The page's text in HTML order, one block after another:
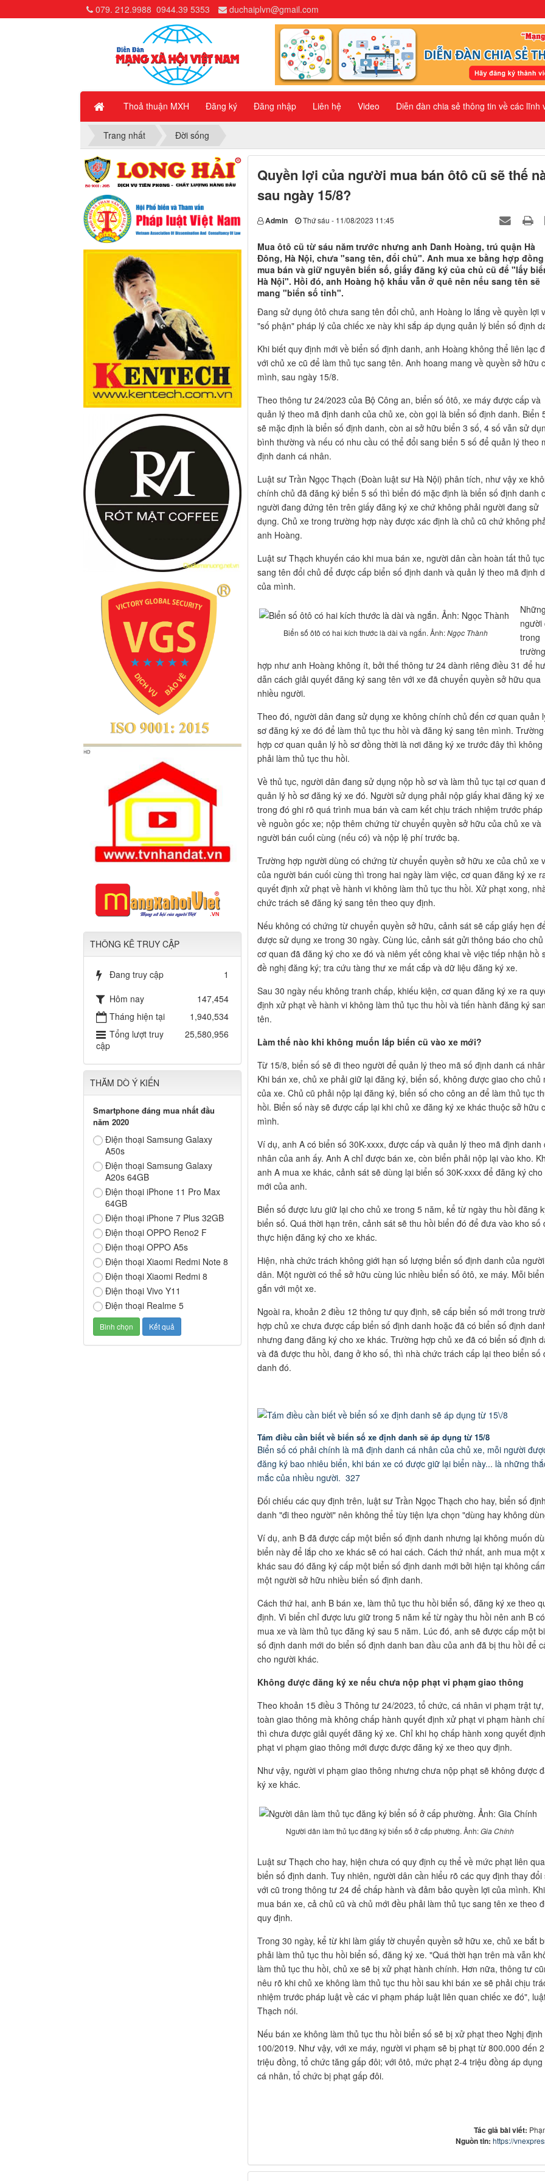
Thoả thuận MXH Đăng ký Đăng nhập Liên hệ Video Diễn đàn chia sẻ thông tin về các
079. 212.9988 0944.39 5353 duchaiplvn@gmail.com
Trang nhất Đời sống
Quyền lợi của người mua bán ôtô cũ sẽ thế
sau ngày 15/8?
Admin Thứ sáu - 11/08/2023 11:45
Mua ôtô cũ từ sáu năm trước nhưng anh Danh Hoàng, trú quận Hà
Đông, Hà Nội, chưa "sang tên, đổi chủ". Anh mua xe bằng hợp đồng
mua bán và giữ nguyên biển số, giấy đăng ký của chủ cũ để "lấy
Hà Nội". Hồi đó, anh Hoàng hộ khẩu vẫn ở quê nên nếu sang tên sẽ
mang "biển số tỉnh".
Đang sử dụng ôtô chưa sang tên đổi chủ, anh Hoàng lo lắng về quyền lợi
"số phận" pháp lý của chiếc xe này khi sắp áp dụng quản lý biển số định
Khi biết quy định mới về biển số định danh, anh Hoàng không thể liên lạc
với chủ xe cũ để làm thủ tục sang tên. Anh hoang mang về quyền sở hữu
mình, sau ngày 15/8.
Theo thông tư 24/2023 của Bộ Công an, biển số ôtô, xe máy được cấp và
quản lý theo mã định danh của chủ xe, còn gọi là biển số định danh. Biển
sẽ mặc định là biển số định danh, còn ai sở hữu biển 3 số, 4 số vẫn sử
bình thường và nếu có nhu cầu có thể đổi sang biển 5 số để quản lý theo
định danh cá nhân.
Luật sư Trần Ngọc Thạch (Đoàn luật sư Hà Nội) phân tích, như vậy xe
chính chủ đã đăng ký biển 5 số thì biển đó mặc định là biển số định danh
người đang đứng tên trên giấy đăng ký xe chứ không phải người đang sử
dụng. Chủ xe trong trường hợp này được xác định là chủ cũ chứ không
anh Hoàng.
Luật sư Thạch khuyến cáo khi mua bán xe, người dân cần hoàn tất thủ tục
sang tên đổi chủ để được cấp biển số định danh và quản lý theo mã định
của mình.
Biển số ôtô có hai kích thước là dài và ngắn. Ảnh:Ngọc Thành
Những
người
trong
trường
hợp như anh Hoàng không ít, bởi thế thông tư 24 dành riêng điều 31 để
dẫn cách giải quyết đăng ký sang tên với xe đã chuyển quyền sở hữu qua
nhiều người.
Theo đó, người dân đang sử dụng xe không chính chủ đến cơ quan quản
sơ đăng ký xe đó để làm thủ tục thu hồi và đăng ký sang tên mình. Trường
hợp cơ quan quản lý hồ sơ đồng thời là nơi đăng ký xe trước đây thì không
phải làm thủ tục thu hồi.
Về thủ tục, người dân đang sử dụng nộp hồ sơ và làm thủ tục tại cơ quan
quản lý hồ sơ đăng ký xe đó. Người sử dụng phải nộp giấy khai đăng ký
trong đó ghi rõ quá trình mua bán và cam kết chịu trách nhiệm trước pháp
về nguồn gốc xe; nộp thêm chứng từ chuyển quyền sở hữu của chủ xe và
người bán cuối cùng (nếu có) và nộp lệ phí trước bạ.
Trường hợp người dùng có chứng từ chuyển quyền sở hữu xe của chủ xe
của người bán cuối cùng thì trong hai ngày làm việc, cơ quan đăng ký xe
quyết định xử phạt về hành vi không làm thủ tục thu hồi. Xử phạt xong,
chức trách sẽ đăng ký sang tên theo quy định.
Nếu không có chứng từ chuyển quyền sở hữu, cảnh sát sẽ cấp giấy hẹn
được sử dụng xe trong 30 ngày. Cùng lúc, cảnh sát gửi thông báo cho chủ
cơ quan đã đăng ký cho xe đó và niêm yết công khai về việc tiếp nhận hồ
đề nghị đăng ký; tra cứu tàng thư xe mất cắp và dữ liệu đăng ký xe.
Sau 30 ngày nếu không tranh chấp, khiếu kiện, cơ quan đăng ký xe ra
định xử phạt về hành vi không làm thủ tục thu hồi và tiến hành đăng ký
tên.
Làm thế nào khi không muốn lắp biển cũ vào xe mới?
Từ 15/8, biển số sẽ đi theo người để quản lý theo mã số định danh cá
Khi bán xe, chủ xe phải giữ lại đăng ký, biển số, không được giao cho chủ
của xe. Chủ cũ phải nộp lại đăng ký, biển số cho công an để làm thủ tục
hồi. Biển số này sẽ được cấp lại khi chủ xe đăng ký xe khác thuộc sở hữu
mình.
Ví dụ, anh A có biển số 30K-xxxx, được cấp và quản lý theo mã định danh
nhân của anh ấy. Anh A chỉ được bán xe, còn biển phải nộp lại vào kho.
anh A mua xe khác, cảnh sát sẽ dùng lại biển số 30K-xxxx để đăng ký cho
mới của anh.
Biển số được lưu giữ lại cho chủ xe trong 5 năm, kể từ ngày thu hồi đăng
biển số. Quá thời hạn trên, cảnh sát sẽ thu hồi biển đó để đưa vào kho số
thực hiện đăng ký cho xe khác.
Hiện, nhà chức trách không giới hạn số lượng biển số định danh của người
dân. Một người có thể sở hữu cùng lúc nhiều biển số ôtô, xe máy. Mỗi
gắn với một xe.
Ngoài ra, khoản 2 điều 12 thông tư quy định, sẽ cấp biển số mới trong
hợp chủ xe chưa được cấp biển số định danh hoặc đã có biển số định
nhưng đang đăng ký cho xe khác. Trường hợp chủ xe đã có biển số định
và đã được thu hồi, đang ở kho số, thì nhà chức trách cấp lại theo biển số
danh đó.
Tám điều cần biết về biển số xe định danh sẽ áp dụng từ 15/8
Biển số có phải chính là mã định danh cá nhân của chủ xe, mỗi người
đăng ký bao nhiêu biển, khi bán xe có được giữ lại biển này... là những
mắc của nhiều người. 327
Đối chiếu các quy định trên, luật sư Trần Ngọc Thạch cho hay, biển số định
danh "đi theo người" nên không thể tùy tiện lựa chọn "dùng hay không
Ví dụ, anh B đã được cấp một biển số định danh nhưng lại không muốn
biển này để lắp cho xe khác sẽ có hai cách. Cách thứ nhất, anh mua một
khác sau đó đăng ký cấp một biển số định danh mới bởi hiện tại không
một người sở hữu nhiều biển số định danh.
Cách thứ hai, anh B bán xe, làm thủ tục thu hồi biển số, đăng ký xe theo
định. Vì biển chỉ được lưu giữ trong 5 năm kể từ ngày thu hồi nên anh B
mua xe và làm thủ tục đăng ký sau 5 năm. Lúc đó, anh sẽ được cấp một
số định danh mới do biển số định danh ban đầu của anh đã bị thu hồi để
cho người khác.
Không được đăng ký xe nếu chưa nộp phạt vi phạm giao thông
Theo khoản 15 điều 3 Thông tư 24/2023, tổ chức, cá nhân vi phạm trật
toàn giao thông mà không chấp hành quyết định xử phạt vi phạm hành
thì chưa được giải quyết đăng ký xe. Chỉ khi họ chấp hành xong quyết
phạt vi phạm giao thông mới được được đăng ký xe theo quy định.
Như vậy, người vi phạm giao thông nhưng chưa nộp phạt sẽ không được
ký xe khác.
Người dân làm thủ tục đăng ký biển số ở cấp phường. Ảnh:Gia Chính
Luật sư Thạch cho hay, hiện chưa có quy định cụ thể về mức phạt liên
biển số định danh. Tuy nhiên, người dân cần hiểu rõ các quy định thay đổi
với cũ trong thông tư 24 để chấp hành và đảm bảo quyền lợi của mình. Khi
mua bán xe, cả chủ cũ và chủ mới đều phải làm thủ tục sang tên xe theo
quy định.
Trong 30 ngày, kể từ khi làm giấy tờ chuyển quyền sở hữu xe, chủ xe bắt
phải làm thủ tục thu hồi biển số, đăng ký xe. "Quá thời hạn trên mà vẫn
làm thủ tục thu hồi, chủ xe sẽ bị xử phạt hành chính. Hơn nữa, thông tư
nêu rõ khi chủ xe không làm thủ tục thu hồi sau khi bán xe sẽ phải chịu
nhiệm trước pháp luật về các vi phạm pháp luật liên quan chiếc xe đó",
Thạch nói.
Nếu bán xe không làm thủ tục thu hồi biển số sẽ bị xử phạt theo Nghị định
100/2019. Như vậy, với xe máy, người vi phạm sẽ bị phạt từ 800.000 đến 2
triệu đồng, tổ chức tăng gấp đôi; với ôtô, mức phạt 2-4 triệu đồng áp dụng
cá nhân, tổ chức bị phạt gấp đôi.
Tác giả bài viết:
Nguồn tin: https://
THÔNG KÊ TRUY CẬP
Đang truy cập
1
Hôm nay
147,454
Tháng hiện tại
1,940,534
Tổng lượt truy
cập
25,580,956
THĂM DÒ Ý KIẾN
Smartphone đáng mua nhất đầu
năm 2020
Điện thoại Samsung Galaxy
A50s
Điện thoại Samsung Galaxy
A20s 64GB
Điện thoại iPhone 11 Pro Max
64GB
Điện thoại iPhone 7 Plus 32GB
Điện thoại OPPO Reno2 F
Điện thoại OPPO A5s
Điện thoại Xiaomi Redmi Note 8
Điện thoại Xiaomi Redmi 8
Điện thoại Vivo Y11
Điện thoại Realme 5